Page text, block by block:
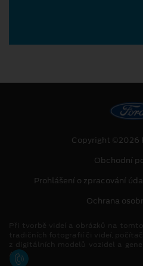
Copyright ©2026
Obchodní
Prohlášení o zpracování
Ochrana
AI).